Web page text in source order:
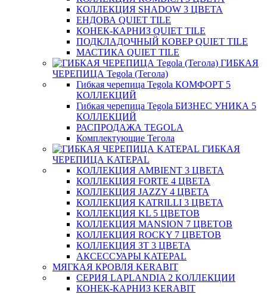
КОЛЛЕКЦИЯ SHADOW 3 ЦВЕТА
ЕНДОВА QUIET TILE
КОНЕК-КАРНИЗ QUIET TILE
ПОДКЛАДОЧНЫЙ КОВЕР QUIET TILE
МАСТИКА QUIET TILE
ГИБКАЯ
ЧЕРЕПИЦА Tegola (Тегола)
Гибкая черепица Tegola КОМФОРТ 5
КОЛЛЕКЦИЙ
Гибкая черепица Tegola БИЗНЕС УНИКА 5
КОЛЛЕКЦИЙ
РАСПРОДАЖА TEGOLA
Комплектующие Тегола
ГИБКАЯ
ЧЕРЕПИЦА KATEPAL
КОЛЛЕКЦИЯ AMBIENT 3 ЦВЕТА
КОЛЛЕКЦИЯ FORTE 4 ЦВЕТА
КОЛЛЕКЦИЯ JAZZY 4 ЦВЕТА
КОЛЛЕКЦИЯ KATRILLI 3 ЦВЕТА
КОЛЛЕКЦИЯ KL 5 ЦВЕТОВ
КОЛЛЕКЦИЯ MANSION 7 ЦВЕТОВ
КОЛЛЕКЦИЯ ROCKY 7 ЦВЕТОВ
КОЛЛЕКЦИЯ ЗТ 3 ЦВЕТА
АКСЕССУАРЫ KATEPAL
МЯГКАЯ КРОВЛЯ KERABIT
СЕРИЯ LAPLANDIA 2 КОЛЛЕКЦИИ
КОНЕК-КАРНИЗ KERABIT